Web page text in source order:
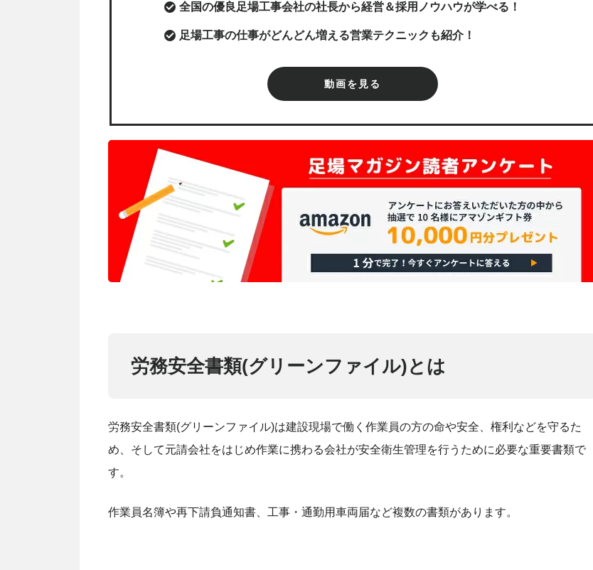
全国の優良足場工事会社の社長から経営＆採用ノウハウが学べる！
足場工事の仕事がどんどん増える営業テクニックも紹介！
動画を見る
労務安全書類(グリーンファイル)とは
労務安全書類(グリーンファイル)は建設現場で働く作業員の方の命や安全、権利などを守るた
め、そして元請会社をはじめ作業に携わる会社が安全衛生管理を行うために必要な重要書類で
す。
作業員名簿や再下請負通知書、工事・通勤用車両届など複数の書類があります。